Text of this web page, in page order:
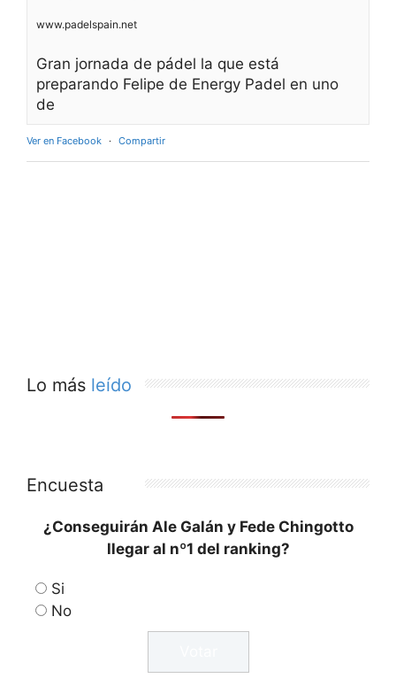
www.padelspain.net
Gran jornada de pádel la que está
preparando Felipe de Energy Padel en uno
de
Ver en Facebook · Compartir
Lo más leído
Encuesta
¿Conseguirán Ale Galán y Fede Chingotto
llegar al nº1 del ranking?
Si
No